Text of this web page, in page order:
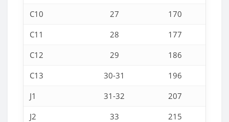
C10
27
170
C11
28
177
C12
29
186
C13
30-31
196
J1
31-32
207
J2
33
215